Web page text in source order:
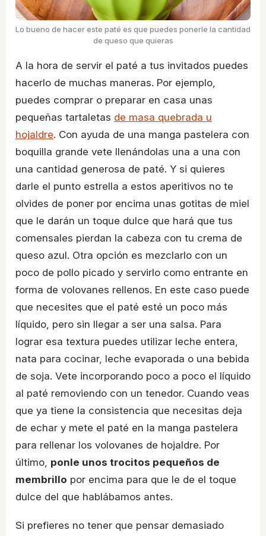
Lo bueno de hacer este paté es que puedes ponerle la cantidad
de queso que quieras
A la hora de servir el paté a tus invitados puedes
hacerlo de muchas maneras. Por ejemplo,
puedes comprar o preparar en casa unas
pequeñas tartaletas de masa quebrada u
hojaldre. Con ayuda de una manga pastelera con
boquilla grande vete llenándolas una a una con
una cantidad generosa de paté. Y si quieres
darle el punto estrella a estos aperitivos no te
olvides de poner por encima unas gotitas de miel
que le darán un toque dulce que hará que tus
comensales pierdan la cabeza con tu crema de
queso azul. Otra opción es mezclarlo con un
poco de pollo picado y servirlo como entrante en
forma de volovanes rellenos. En este caso puede
que necesites que el paté esté un poco más
líquido, pero sin llegar a ser una salsa. Para
lograr esa textura puedes utilizar leche entera,
nata para cocinar, leche evaporada o una bebida
de soja. Vete incorporando poco a poco el líquido
al paté removiendo con un tenedor. Cuando veas
que ya tiene la consistencia que necesitas deja
de echar y mete el paté en la manga pastelera
para rellenar los volovanes de hojaldre. Por
último, ponle unos trocitos pequeños de
membrillo por encima para que le de el toque
dulce del que hablábamos antes.
Si prefieres no tener que pensar demasiado